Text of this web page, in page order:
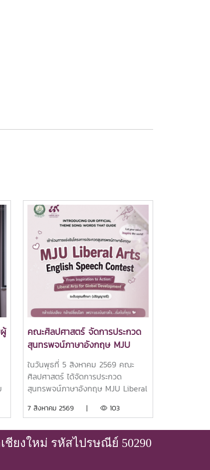
คณะศิลปศาสตร์ จัดการประกวด
สุนทรพจน์ภาษาอังกฤษ MJU
Liberal Arts English Speech
Contest 2026
ในวันพุธที่ 5 สิงหาคม 2569 คณะ
ศิลปศาสตร์ ได้จัดการประกวด
สุนทรพจน์ภาษาอังกฤษ MJU Liberal
2026 สำหรับนิสิตนักศึกษาระดับ
ภายใต้หัวข้อ “From Inspiration to
Action: Liberal Arts for Global
7 สิงหาคม 2569 | 103
ยงใหม่ รหัสไปรษณีย์ 50290